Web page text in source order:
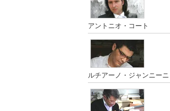
アントニオ・コート
ルチアーノ・ジャンニーニ